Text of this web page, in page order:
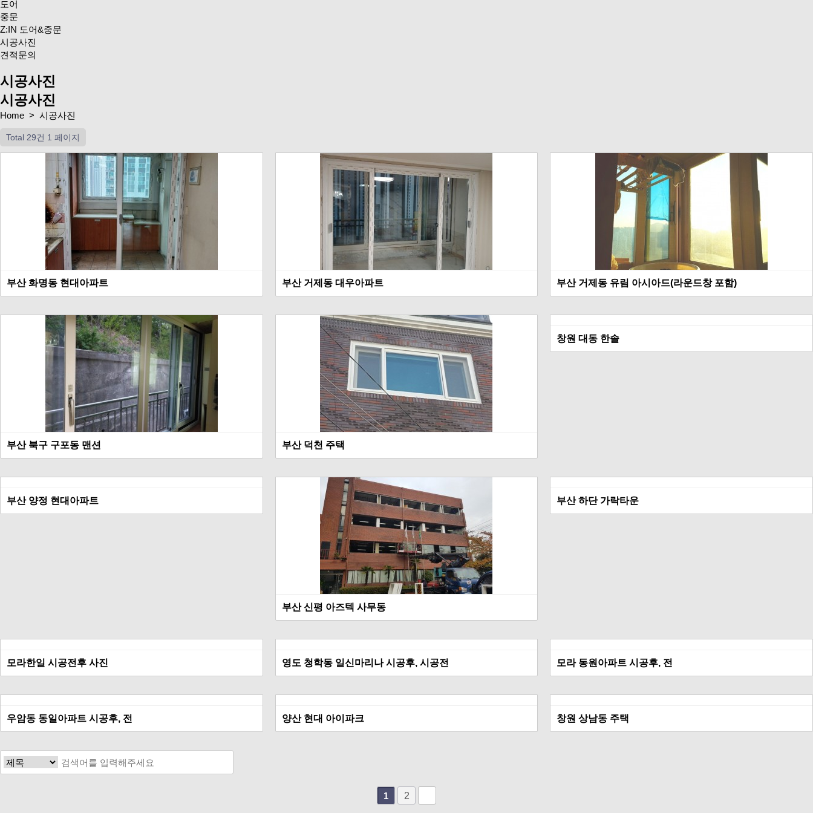
도어
중문
Z:IN 도어&중문
시공사진
견적문의
시공사진
시공사진
Home > 시공사진
Total 29건 1 페이지
부산 화명동 현대아파트 부산 거제동 대우아파트 부산 거제동 유림 아시아드(라운드창 포함)
부산 북구 구포동 맨션 부산 덕천 주택
창원 대동 한솔
부산 양정 현대아파트
부산 신평 아즈텍 사무동
부산 하단 가락타운
모라한일 시공전후 사진 영도 청학동 일신마리나 시공후, 시공전 모라 동원아파트 시공후, 전
우암동 동일아파트 시공후, 전 양산 현대 아이파크 창원 상남동 주택
1 2